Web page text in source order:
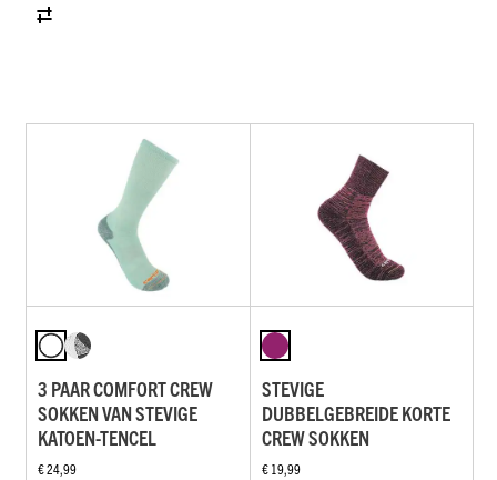
3 PAAR COMFORT CREW
SOKKEN VAN STEVIGE
KATOEN-TENCEL
€ 24,99
STEVIGE
DUBBELGEBREIDE KORTE
CREW SOKKEN
€ 19,99